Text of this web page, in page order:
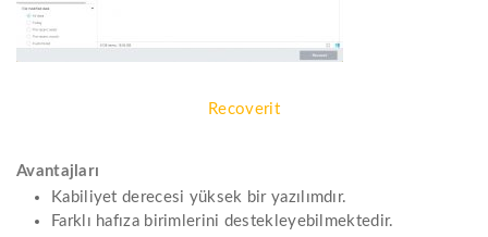
Recoverit
Avantajları
Kabiliyet derecesi yüksek bir yazılımdır.
Farklı hafıza birimlerini destekleyebilmektedir.